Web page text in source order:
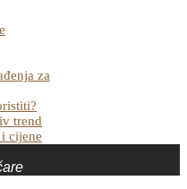
za
trend
cijene